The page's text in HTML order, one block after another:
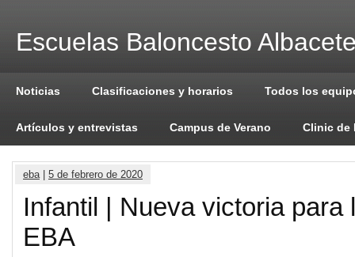
Escuelas Baloncesto
Noticias Clasificaciones y horarios Todos los
Artículos y entrevistas Campus de Verano Clinic de
eba| 5 de febrero de 2020
Infantil | Nueva victoria para
EBA